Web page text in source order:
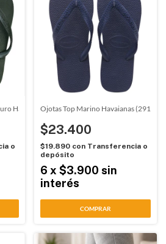
Havaianas (2916)
o
Ojotas Top Marino Havaianas (2917)
$23.400
$19.890 con Transferencia o
depósito
6 x $3.900 sin
interés
COMPRAR